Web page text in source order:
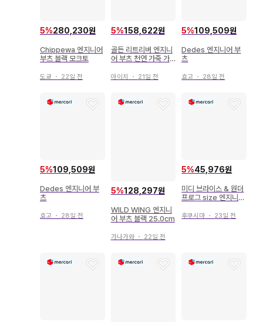
5%280,230원
Chippewa 엔지니어
부츠 블랙 모크토
도쿄 ・ 22일 전
5%158,622원
골든 리트리버 엔지니
어 부츠 천연 가죽 가
아이치 ・ 21일 전
5%109,509원
Dedes 엔지니어 부
츠
효고 ・ 28일 전
5%109,509원
Dedes 엔지니어 부
츠
효고 ・ 28일 전
5%128,297원
WILD WING 엔지니
어 부츠 블랙 25.0cm
가나가와・ 22일 전
5%45,976원
미디 브라이스 & 원더
프로그 size 엔지니어
후쿠시마 ・ 23일 전